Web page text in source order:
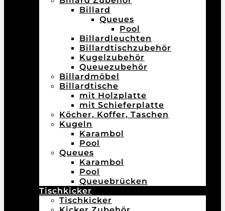
Billard
Queues
Pool
Billardleuchten
Billardtischzubehör
Kugelzubehör
Queuezubehör
Billardmöbel
Billardtische
mit Holzplatte
mit Schieferplatte
Köcher, Koffer, Taschen
Kugeln
Karambol
Pool
Queues
Karambol
Pool
Queuebrücken
Tischkicker
Tischkicker